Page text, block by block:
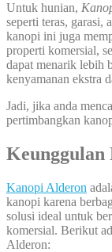
Untuk hunian,
seperti teras, garasi,
kanopi ini juga
properti komersial,
dapat menarik lebih
kenyamanan ekstra
Jadi, jika anda
pertimbangkan
Keunggulan
Kanopi Alderon
kanopi karena
solusi ideal untuk
komersial. Berikut
Alderon: